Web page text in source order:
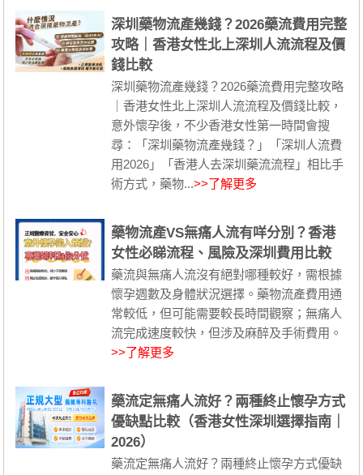
深圳藥物流產幾錢？2026藥流費用完整
攻略｜香港女性北上深圳人流流程及價
錢比較
深圳藥物流產幾錢？2026藥流費用完整攻略
｜香港女性北上深圳人流流程及價錢比較，
意外懷孕後，不少香港女性第一時間會搜
尋：「深圳藥物流產幾錢？」「深圳人流費
用2026」「香港人去深圳藥流流程」相比手
術方式，藥物...>>了解更多
藥物流產VS無痛人流有咩分別？香港
女性必睇流程、風險及深圳費用比較
藥流與無痛人流沒有絕對哪種較好，需根據
懷孕週數及身體狀況選擇。藥物流產費用通
常較低，但可能需要較長時間觀察；無痛人
流完成速度較快，但涉及麻醉及手術費用。
>>了解更多
藥流定無痛人流好？兩種終止懷孕方式
優缺點比較（香港女性深圳選擇指南｜
2026）
藥流定無痛人流好？兩種終止懷孕方式優缺